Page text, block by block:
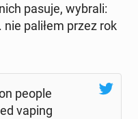
pasuje, wybrali:
paliłem przez rok
people
vaping